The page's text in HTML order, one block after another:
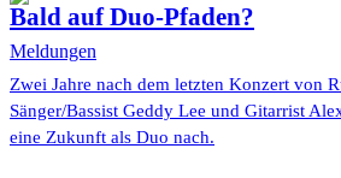
Bald auf Duo-Pfaden?
Meldungen
Zwei Jahre nach dem letzten Konzert von
Sänger/Bassist Geddy Lee und Gitarrist
eine Zukunft als Duo nach.